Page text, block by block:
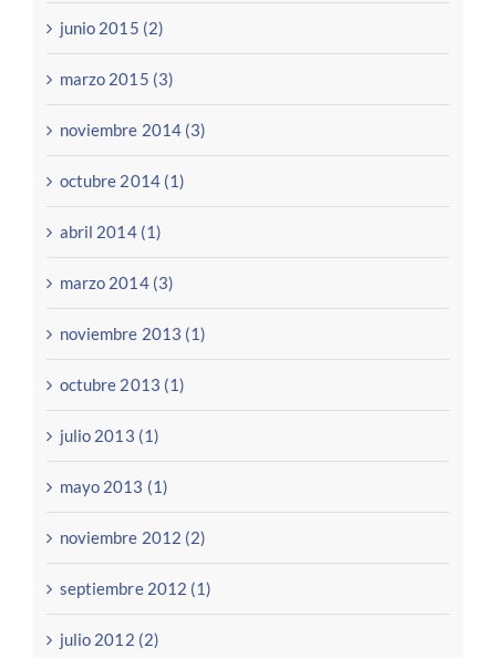
junio 2015 (2)
marzo 2015 (3)
noviembre 2014 (3)
octubre 2014 (1)
abril 2014 (1)
marzo 2014 (3)
noviembre 2013 (1)
octubre 2013 (1)
julio 2013 (1)
mayo 2013 (1)
noviembre 2012 (2)
septiembre 2012 (1)
julio 2012 (2)